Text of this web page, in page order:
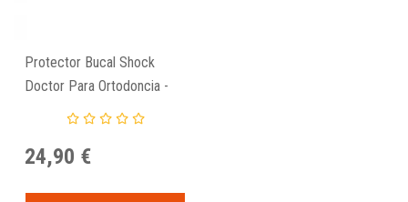
Protector Bucal Shock
Doctor Para Ortodoncia -
Braces Blue
24,90 €